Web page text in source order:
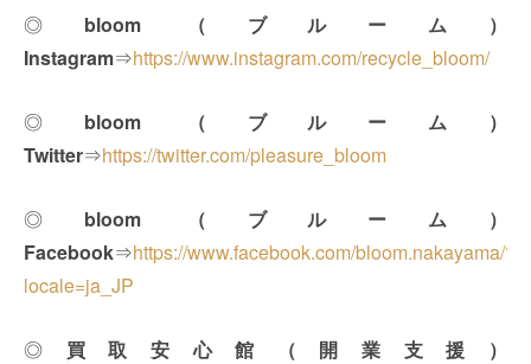
◎ bloom （ブルーム）
Instagram⇒https://www.instagram.com/recycle_bloom/
◎ bloom （ブルーム）
Twitter⇒https://twitter.com/pleasure_bloom
◎ bloom （ブルーム）
Facebook⇒https://www.facebook.com/bloom.nakayama/?
locale=ja_JP
◎ 買取安心館（開業支援）